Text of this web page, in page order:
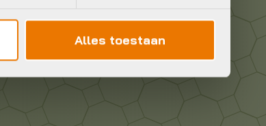
Alles toestaan